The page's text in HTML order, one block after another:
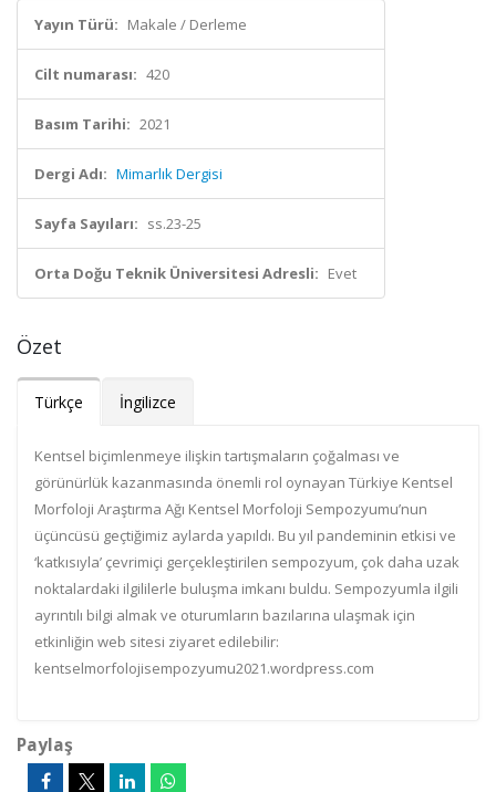
Yayın Türü: Makale / Derleme
Cilt numarası: 420
Basım Tarihi: 2021
Dergi Adı: Mimarlık Dergisi
Sayfa Sayıları: ss.23-25
Orta Doğu Teknik Üniversitesi Adresli: Evet
Özet
Türkçe İngilizce
Kentsel biçimlenmeye ilişkin tartışmaların çoğalması ve
görünürlük kazanmasında önemli rol oynayan Türkiye Kentsel
Morfoloji Araştırma Ağı Kentsel Morfoloji Sempozyumu’nun
üçüncüsü geçtiğimiz aylarda yapıldı. Bu yıl pandeminin etkisi ve
‘katkısıyla’ çevrimiçi gerçekleştirilen sempozyum, çok daha uzak
noktalardaki ilgililerle buluşma imkanı buldu. Sempozyumla ilgili
ayrıntılı bilgi almak ve oturumların bazılarına ulaşmak için
etkinliğin web sitesi ziyaret edilebilir:
kentselmorfolojisempozyumu2021.wordpress.com
Paylaş